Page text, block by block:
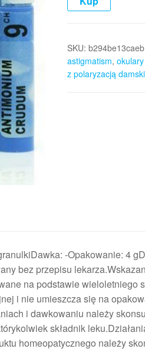
SKU: b294be13caeb
astigmatism,
z polaryzacją
-Opakowanie: 4
bez przepisu
na podstawie wieloletniego
i nie umieszcza się na
i dawkowaniu należy
składnik
homeopatycznego należy